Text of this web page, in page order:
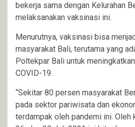
bekerja sama dengan Kelurahan
melaksanakan vaksinasi ini.
Menurutnya, vaksinasi bisa
masyarakat Bali, terutama yang
Poltekpar Bali untuk
COVID-19.
“Sekitar 80 persen masyarakat
pada sektor pariwisata dan
terdampak oleh pandemi ini. Oleh